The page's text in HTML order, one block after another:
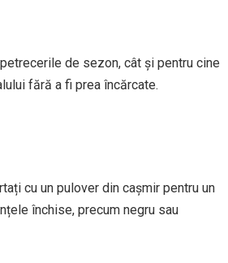
de sezon, cât și pentru cine
fără a fi prea încărcate.
cu un pulover din cașmir pentru un
închise, precum negru sau